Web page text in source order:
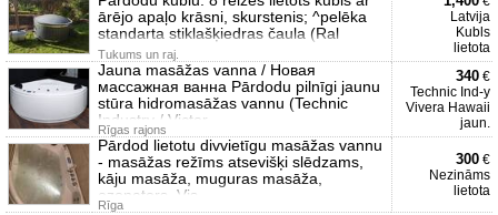
ārējo apaļo krāsni, skurstenis; ^pelēka
standarta stiklašķiedras čaula (Ral
Tukums un raj.
Latvija
Kubls
lietota
Jauna masāžas vanna / Новая
массажная ванна Pārdodu pilnīgi jaunu
stūra hidromasāžas vannu (Technic
Industry / Victor
Rīgas rajons
340 €
Technic Ind-y
Vivera Hawaii
jaun.
Pārdod lietotu divvietīgu masāžas vannu
- masāžas režīms atsevišķi slēdzams,
kāju masāža, muguras masāža,
ozonators. Vis
Rīga
300 €
Nezināms
lietota